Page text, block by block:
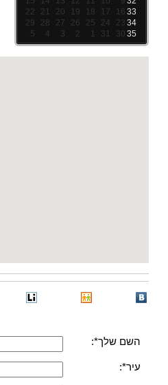
33
16
17
18
19
20
21
22
34
23
24
25
26
27
28
29
35
30
31
1
2
3
4
5
השם שלך*:
עיר*: